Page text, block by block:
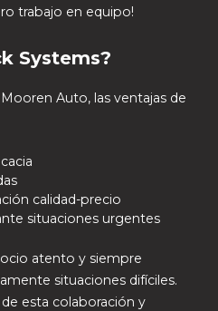
trabajo en equipo!
Systems?
Auto, las ventajas de
calidad-precio
situaciones urgentes
atento y siempre
situaciones difíciles.
esta colaboración y